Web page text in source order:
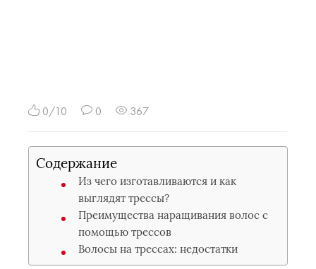
0/10 0 367
Содержание
Из чего изготавливаются и как
выглядят трессы?
Преимущества наращивания волос с
помощью трессов
Волосы на трессах: недостатки